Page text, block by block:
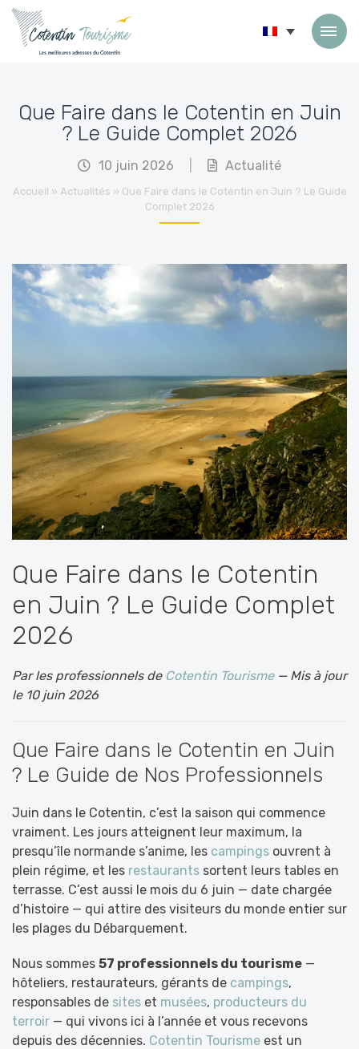
Que Faire dans le Cotentin en Juin
? Le Guide Complet 2026
10 juin 2026 Actualité
Accueil » Actualités » Que Faire dans le Cotentin en Juin ? Le Guide
Complet 2026
Que Faire dans le Cotentin
en Juin ? Le Guide Complet
2026
Par les professionnels de Cotentin Tourisme— Mis à jour
le 10 juin 2026
Que Faire dans le Cotentin en Juin
? Le Guide de Nos Professionnels
Juin dans le Cotentin, c’est la saison qui commence
vraiment. Les jours atteignent leur maximum, la
presqu’île normande s’anime, les campings ouvrent à
plein régime, et les restaurants sortent leurs tables en
terrasse. C’est aussi le mois du 6 juin — date chargée
d’histoire — qui attire des visiteurs du monde entier sur
les plages du Débarquement.
Nous sommes 57 professionnels du tourisme —
hôteliers, restaurateurs, gérants de campings,
responsables de sites et musées, producteurs du
terroir — qui vivons ici à l’année et vous recevons
depuis des décennies. Cotentin Tourisme est un